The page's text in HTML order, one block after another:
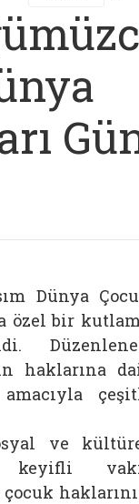
Dünya
özel bir
haklarına
ve
keyifli